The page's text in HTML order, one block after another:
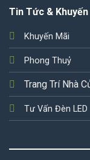
Tin Tức &
Khuyến Mãi
Phong Thuỷ
Trang Trí Nhà
Tư Vấn Đèn LED